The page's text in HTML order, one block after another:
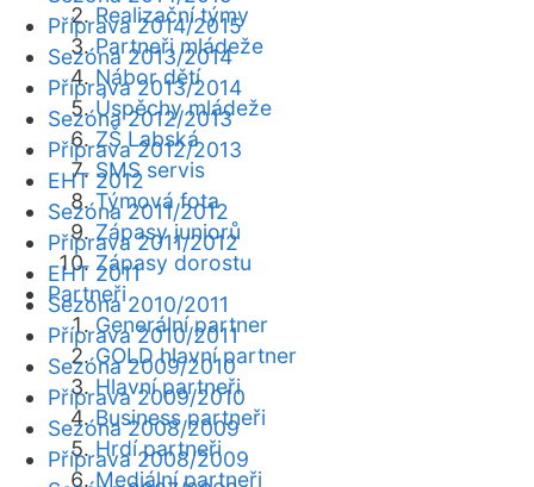
Realizační týmy
Partneři mládeže
Nábor dětí
Úspěchy mládeže
ZŠ Labská
SMS servis
Týmová fota
Zápasy juniorů
Zápasy dorostu
Partneři
Generální partner
GOLD hlavní partner
Hlavní partneři
Business partneři
Hrdí partneři
Mediální partneři
Příprava 2014/2015
Sezóna 2013/2014
Příprava 2013/2014
Sezóna 2012/2013
Příprava 2012/2013
EHT 2012
Sezóna 2011/2012
Příprava 2011/2012
EHT 2011
Sezóna 2010/2011
Příprava 2010/2011
Sezóna 2009/2010
Příprava 2009/2010
Sezóna 2008/2009
Příprava 2008/2009